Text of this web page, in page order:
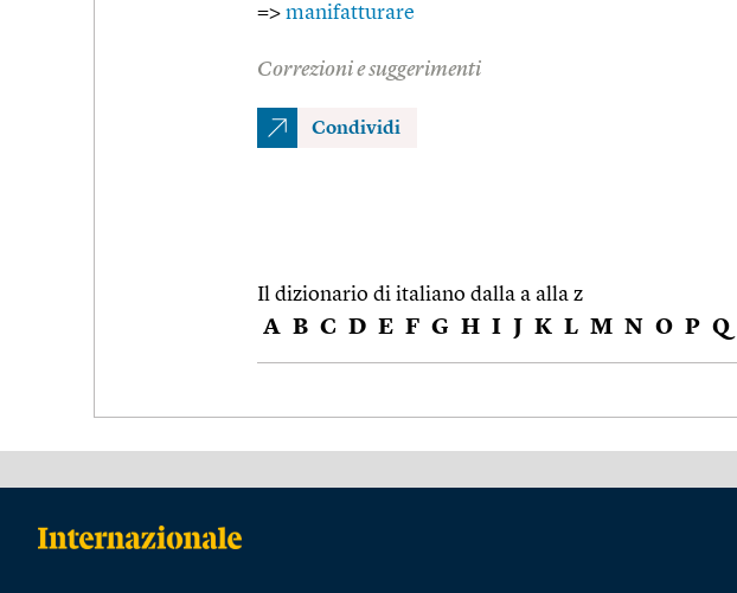
=> manifatturare
Correzioni e suggerimenti
Condividi
Il dizionario di italiano dalla a alla z
A B C D E F G H I J K L M N O P Q